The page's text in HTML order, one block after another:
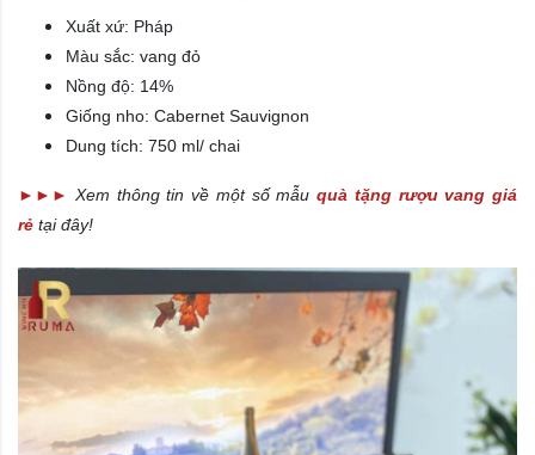
Xuất xứ: Pháp
Màu sắc: vang đỏ
Nồng độ: 14%
Giống nho: Cabernet Sauvignon
Dung tích: 750 ml/ chai
►►► Xem thông tin về một số mẫu quà tặng rượu vang giá
rẻ tại đây!